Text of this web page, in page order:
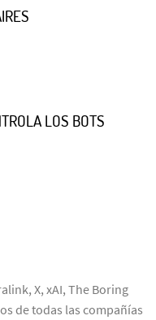
LOS BOTS
X, xAI, The Boring
de todas las compañías